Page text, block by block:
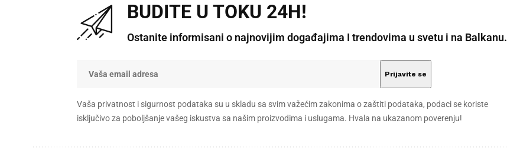
BUDITE U TOKU 24H!
Ostanite informisani o najnovijim događajima I trendovima u svetu i na Balkanu.
Vaša privatnost i sigurnost podataka su u skladu sa svim važećim zakonima o zaštiti podataka, podaci se koriste
isključivo za poboljšanje vašeg iskustva sa našim proizvodima i uslugama. Hvala na ukazanom poverenju!